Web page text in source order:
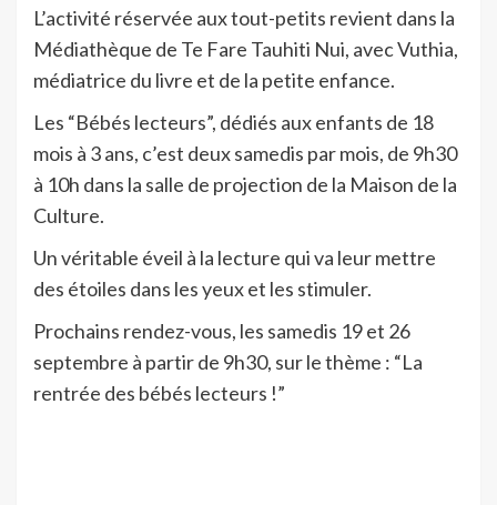
L’activité réservée aux tout-petits revient dans la
Médiathèque de Te Fare Tauhiti Nui, avec Vuthia,
médiatrice du livre et de la petite enfance.
Les “Bébés lecteurs”, dédiés aux enfants de 18
mois à 3 ans, c’est deux samedis par mois, de 9h30
à 10h dans la salle de projection de la Maison de la
Culture.
Un véritable éveil à la lecture qui va leur mettre
des étoiles dans les yeux et les stimuler.
Prochains rendez-vous, les samedis 19 et 26
septembre à partir de 9h30, sur le thème : “La
rentrée des bébés lecteurs !”